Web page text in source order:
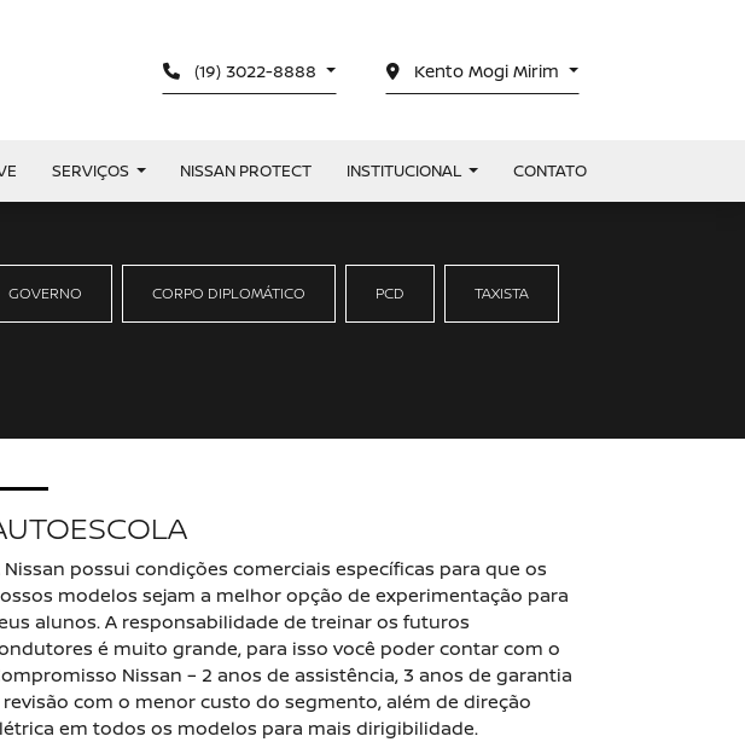
(19) 3022-8888 Kento Mogi Mirim
SERVIÇOS NISSAN PROTECT INSTITUCIONAL CONTATO
GOVERNO CORPO DIPLOMÁTICO PCD TAXISTA
Nissan possui condições comerciais específicas para que os
modelos sejam a melhor opção de experimentação para
alunos. A responsabilidade de treinar os futuros
é muito grande, para isso você poder contar com o
Nissan – 2 anos de assistência, 3 anos de garantia
revisão com o menor custo do segmento, além de direção
em todos os modelos para mais dirigibilidade.